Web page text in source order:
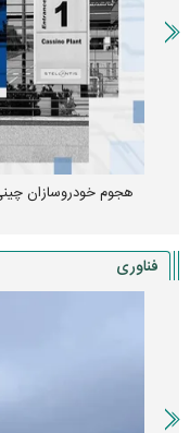
هجوم خودروسازان چینی
فناوری